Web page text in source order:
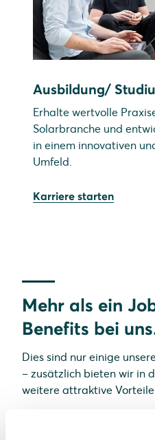
Ausbildung/
Erhalte wertvolle
Solarbranche und
in einem innovativen
Umfeld.
Karriere starten
Mehr als ein
Benefits bei
Dies sind nur einige
– zusätzlich bieten wir in
weitere attraktive Vorteile